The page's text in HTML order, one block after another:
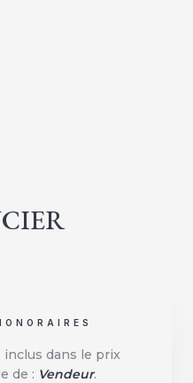
inclus dans le prix
de : Vendeur.